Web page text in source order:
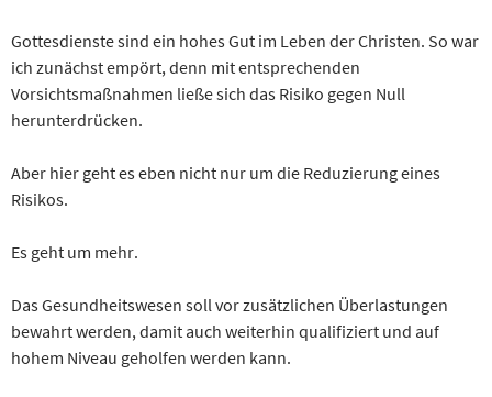
Gottesdienste sind ein hohes Gut im Leben der Christen. So war
ich zunächst empört, denn mit entsprechenden
Vorsichtsmaßnahmen ließe sich das Risiko gegen Null
herunterdrücken.
Aber hier geht es eben nicht nur um die Reduzierung eines
Risikos.
Es geht um mehr.
Das Gesundheitswesen soll vor zusätzlichen Überlastungen
bewahrt werden, damit auch weiterhin qualifiziert und auf
hohem Niveau geholfen werden kann.